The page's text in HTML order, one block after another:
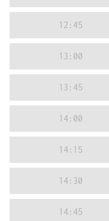
12:45
13:00
13:45
14:00
14:15
14:30
14:45